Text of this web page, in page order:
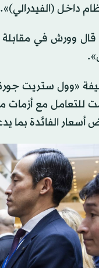
داخل (الفيدرالي)».
للتعامل مع
أسعار الفائدة بما